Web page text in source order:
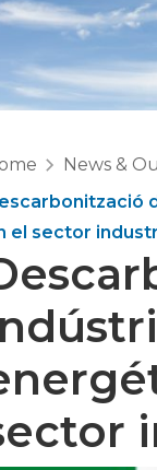
News &
el sector